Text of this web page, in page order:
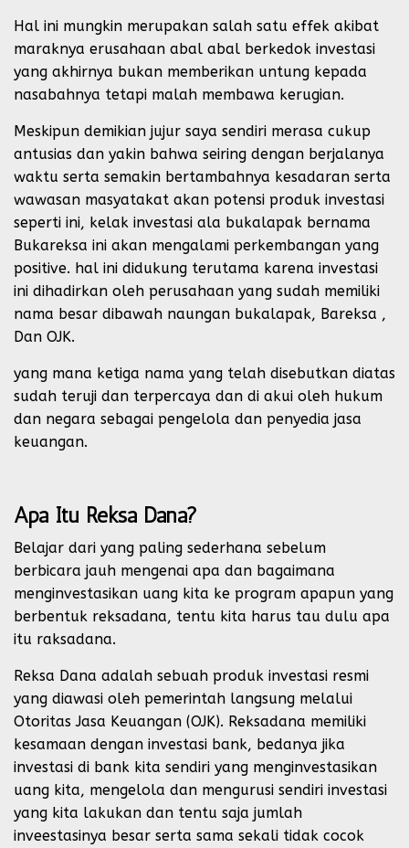
Hal ini mungkin merupakan salah satu effek akibat
maraknya erusahaan abal abal berkedok investasi
yang akhirnya bukan memberikan untung kepada
nasabahnya tetapi malah membawa kerugian.
Meskipun demikian jujur saya sendiri merasa cukup
antusias dan yakin bahwa seiring dengan berjalanya
waktu serta semakin bertambahnya kesadaran serta
wawasan masyatakat akan potensi produk investasi
seperti ini, kelak investasi ala bukalapak bernama
Bukareksa ini akan mengalami perkembangan yang
positive. hal ini didukung terutama karena investasi
ini dihadirkan oleh perusahaan yang sudah memiliki
nama besar dibawah naungan bukalapak, Bareksa ,
Dan OJK.
yang mana ketiga nama yang telah disebutkan diatas
sudah teruji dan terpercaya dan di akui oleh hukum
dan negara sebagai pengelola dan penyedia jasa
keuangan.
Apa Itu Reksa Dana?
Belajar dari yang paling sederhana sebelum
berbicara jauh mengenai apa dan bagaimana
menginvestasikan uang kita ke program apapun yang
berbentuk reksadana, tentu kita harus tau dulu apa
itu raksadana.
Reksa Dana adalah sebuah produk investasi resmi
yang diawasi oleh pemerintah langsung melalui
Otoritas Jasa Keuangan (OJK). Reksadana memiliki
kesamaan dengan investasi bank, bedanya jika
investasi di bank kita sendiri yang menginvestasikan
uang kita, mengelola dan mengurusi sendiri investasi
yang kita lakukan dan tentu saja jumlah
inveestasinya besar serta sama sekali tidak cocok